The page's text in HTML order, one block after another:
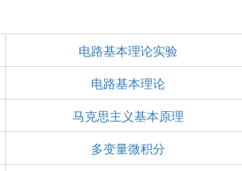
电路基本理论实验
电路基本理论
马克思主义基本原理
多变量微积分